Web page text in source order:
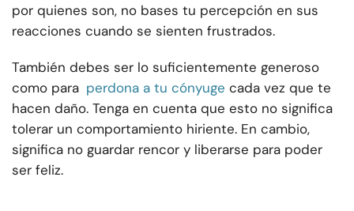
por quienes son, no bases tu percepción en sus
reacciones cuando se sienten frustrados.
También debes ser lo suficientemente generoso
como para perdona a tu cónyuge cada vez que te
hacen daño. Tenga en cuenta que esto no significa
tolerar un comportamiento hiriente. En cambio,
significa no guardar rencor y liberarse para poder
ser feliz.